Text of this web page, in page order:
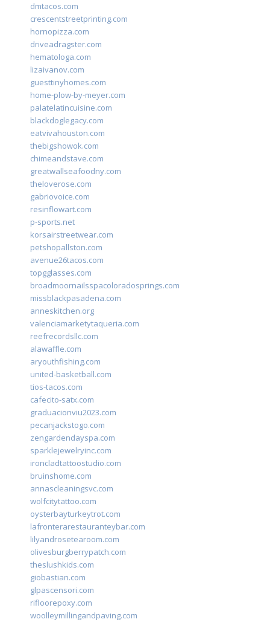
dmtacos.com
crescentstreetprinting.com
hornopizza.com
driveadragster.com
hematologa.com
lizaivanov.com
guesttinyhomes.com
home-plow-by-meyer.com
palatelatincuisine.com
blackdoglegacy.com
eatvivahouston.com
thebigshowok.com
chimeandstave.com
greatwallseafoodny.com
theloverose.com
gabriovoice.com
resinflowart.com
p-sports.net
korsairstreetwear.com
petshopallston.com
avenue26tacos.com
topgglasses.com
broadmoornailsspacoloradosprings.com
missblackpasadena.com
anneskitchen.org
valenciamarketytaqueria.com
reefrecordsllc.com
alawaffle.com
aryouthfishing.com
united-basketball.com
tios-tacos.com
cafecito-satx.com
graduacionviu2023.com
pecanjackstogo.com
zengardendayspa.com
sparklejewelryinc.com
ironcladtattoostudio.com
bruinshome.com
annascleaningsvc.com
wolfcitytattoo.com
oysterbayturkeytrot.com
lafronterarestauranteybar.com
lilyandrosetearoom.com
olivesburgberrypatch.com
theslushkids.com
giobastian.com
glpascensori.com
rifloorepoxy.com
woolleymillingandpaving.com